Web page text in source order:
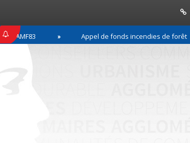
Appel de fonds incendies de forêt